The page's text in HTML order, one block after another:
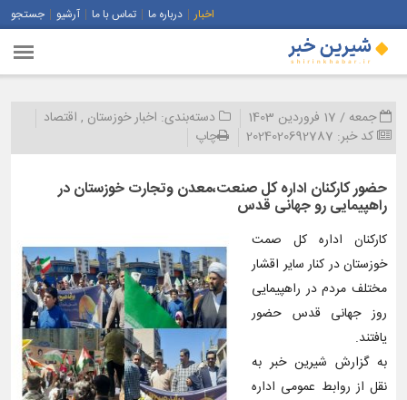
اخبار درباره ما تماس با ما آرشیو جستجو
جمعه / 17 فروردین 1403 دسته‌بندی: اخبار خوزستان , اقتصاد
کد خبر: 2024020692787 چاپ
حضور کارکنان اداره کل صنعت،معدن وتجارت خوزستان در
راهپیمایی رو جهانی قدس
کارکنان اداره کل صمت
خوزستان در کنار سایر اقشار
مختلف مردم در راهپیمایی
روز جهانی قدس حضور
یافتند.
به گزارش شیرین خبر به
نقل از روابط عمومی اداره